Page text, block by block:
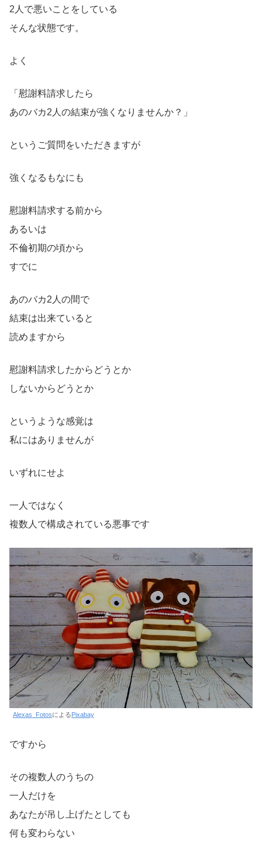
2人で悪いことをしている
そんな状態です。
よく
「慰謝料請求したら
あのバカ2人の結束が強くなりませんか？」
というご質問をいただきますが
強くなるもなにも
慰謝料請求する前から
あるいは
不倫初期の頃から
すでに
あのバカ2人の間で
結束は出来ていると
読めますから
慰謝料請求したからどうとか
しないからどうとか
というような感覚は
私にはありませんが
いずれにせよ
一人ではなく
複数人で構成されている悪事です
Alexas_FotosによるPixabay
ですから
その複数人のうちの
一人だけを
あなたが吊し上げたとしても
何も変わらない